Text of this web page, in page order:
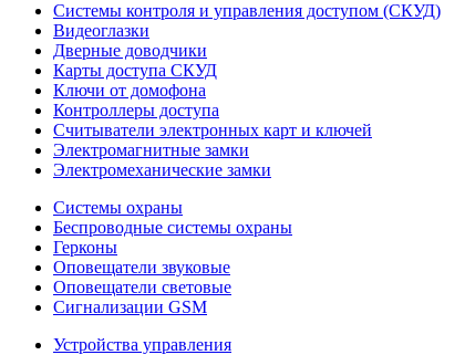
Системы контроля и управления доступом (СКУД)
Видеоглазки
Дверные доводчики
Карты доступа СКУД
Ключи от домофона
Контроллеры доступа
Считыватели электронных карт и ключей
Электромагнитные замки
Электромеханические замки
Системы охраны
Беспроводные системы охраны
Герконы
Оповещатели звуковые
Оповещатели световые
Сигнализации GSM
Устройства управления